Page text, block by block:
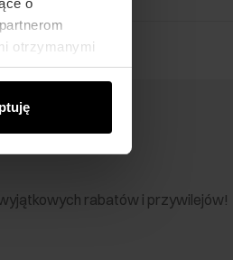
o
otrzymanymi
rabatów i przywilejów!